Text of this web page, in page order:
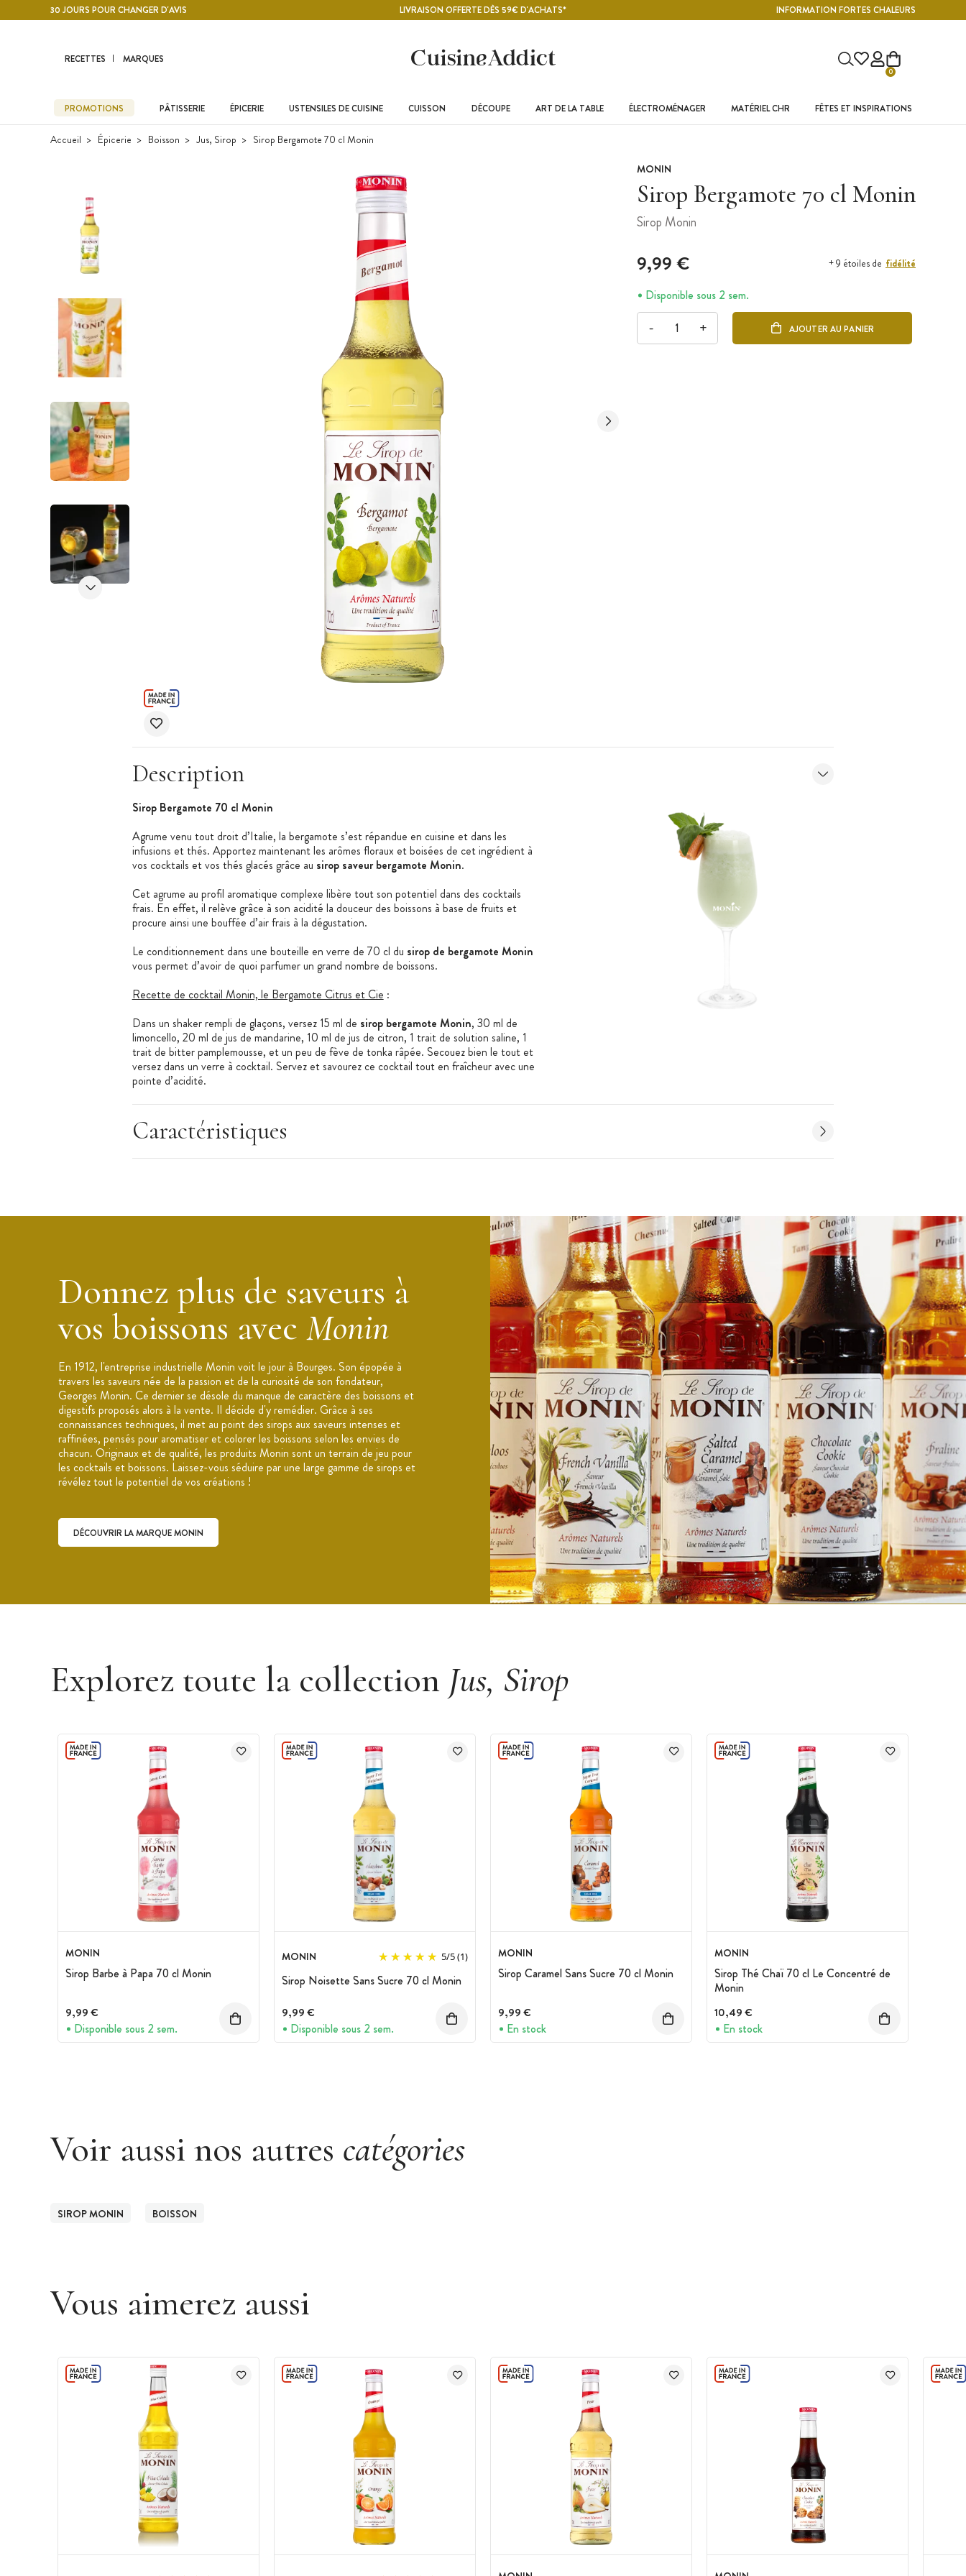
Contenu principal30 JOURS POUR CHANGER D'AVIS LIVRAISON OFFERTE DÈS 59€ D'ACHATS* INFORMATION FORTES CHALEURS
RECETTES MARQUES
0
PROMOTIONS PÂTISSERIE ÉPICERIE USTENSILES DE CUISINE CUISSON DÉCOUPE ART DE LA TABLE ÉLECTROMÉNAGER MATÉRIEL CHR FÊTES ET INSPIRATIONS
Accueil Épicerie Boisson Jus, Sirop Sirop Bergamote 70 cl Monin
MONIN
Sirop Bergamote 70 cl Monin
Sirop Monin
9,99 € + 9 étoiles de fidélité
Disponible sous 2 sem.
- + AJOUTER AU PANIER
Description
Sirop Bergamote 70 cl Monin
Agrume venu tout droit d’Italie, la bergamote s’est répandue en cuisine et dans les
infusions et thés. Apportez maintenant les arômes floraux et boisées de cet ingrédient à
vos cocktails et vos thés glacés grâce au sirop saveur bergamote Monin.
Cet agrume au profil aromatique complexe libère tout son potentiel dans des cocktails
frais. En effet, il relève grâce à son acidité la douceur des boissons à base de fruits et
procure ainsi une bouffée d’air frais à la dégustation.
Le conditionnement dans une bouteille en verre de 70 cl du sirop de bergamote Monin
vous permet d’avoir de quoi parfumer un grand nombre de boissons.
Recette de cocktail Monin, le Bergamote Citrus et Cie :
Dans un shaker rempli de glaçons, versez 15 ml de sirop bergamote Monin, 30 ml de
limoncello, 20 ml de jus de mandarine, 10 ml de jus de citron, 1 trait de solution saline, 1
trait de bitter pamplemousse, et un peu de fève de tonka râpée. Secouez bien le tout et
versez dans un verre à cocktail. Servez et savourez ce cocktail tout en fraîcheur avec une
pointe d’acidité.
À noter : Pour simplifier le dosage de ce sirop, vous pouvez utiliser lapompe doseuse
Monin
Qualité professionnelle
Conditionnement : Bouteille 70 cl
Ingrédients : Sucre, eau, jus concentré de bergamote, acidifiant : acide citrique,
arôme naturel de bergamote avec autres arômes naturels, émulsifiant : E414, colorant
: E161b. Jus de bergamote : 14%.
Données nutritionnelles : Énergie (kJ/kcal) : 1370 / 328, Matières grasses (g) : 0
dont acides gras saturés (g) : 0, Glucides (g) : 79,7, dont sucres (g) : 79,6, Protéines
(g) : 0, Sel (g): 0,03
Applications : Cocktails, thés glacés.
Conseil de conservation : À consommer dans les 3 mois après ouverture, dans un
endroit propre, sec et frais (<25°C)
Fabriqué en France, à Bourges
Marque : Monin
Caractéristiques
Donnez plus de saveurs à
vos boissons avec Monin
En 1912, l'entreprise industrielle Monin voit le jour à Bourges. Son épopée à
travers les saveurs née de la passion et de la curiosité de son fondateur,
Georges Monin. Ce dernier se désole du manque de caractère des boissons et
digestifs proposés alors à la vente. Il décide d'y remédier. Grâce à ses
connaissances techniques, il met au point des sirops aux saveurs intenses et
raffinées, pensés pour aromatiser et colorer les boissons selon les envies de
chacun. Originaux et de qualité, les produits Monin sont un terrain de jeu pour
les cocktails et boissons. Laissez-vous séduire par une large gamme de sirops et
révélez tout le potentiel de vos créations !
DÉCOUVRIR LA MARQUE MONIN
Explorez toute la collection Jus, Sirop
MONIN
Sirop Barbe à Papa 70 cl Monin
9,99 €
Disponible sous 2 sem.
MONIN 5/5(1)
Sirop Noisette Sans Sucre 70 cl Monin
9,99 €
Disponible sous 2 sem.
MONIN
Sirop Caramel Sans Sucre 70 cl Monin
9,99 €
En stock
MONIN
Sirop Thé Chaï 70 cl Le Concentré de
Monin
10,49 €
En stock
Voir aussi nos autres catégories
SIROP MONIN BOISSON
Vous aimerez aussi